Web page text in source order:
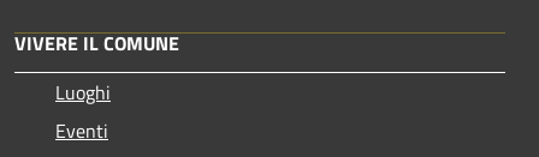
VIVERE IL COMUNE
Luoghi
Eventi